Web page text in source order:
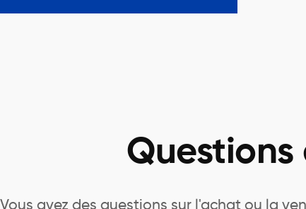
Questions
Vous avez des questions sur l'achat ou la